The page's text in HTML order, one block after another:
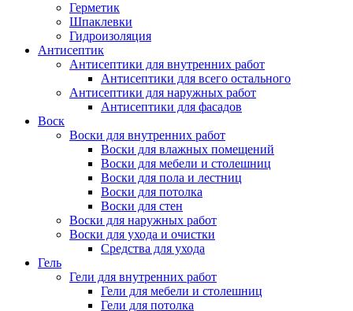
Герметик
Шпаклевки
Гидроизоляция
Антисептик
Антисептики для внутренних работ
Антисептики для всего остального
Антисептики для наружных работ
Антисептики для фасадов
Воск
Воски для внутренних работ
Воски для влажных помещений
Воски для мебели и столешниц
Воски для пола и лестниц
Воски для потолка
Воски для стен
Воски для наружных работ
Воски для ухода и очистки
Средства для ухода
Гель
Гели для внутренних работ
Гели для мебели и столешниц
Гели для потолка